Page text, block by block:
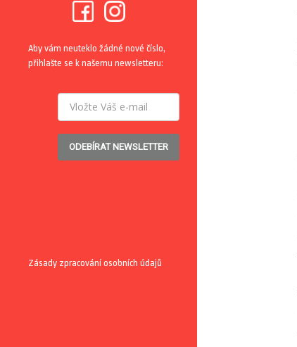
Aby vám neuteklo žádné nové číslo,
přihlašte se k našemu newsletteru:
ODEBÍRAT NEWSLETTER
Zásady zpracování osobních údajů